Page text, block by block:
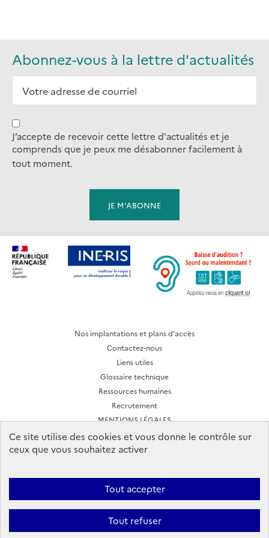
Abonnez-vous à la lettre d'actualités
J’accepte de recevoir cette lettre d'actualités et je
comprends que je peux me désabonner facilement à
tout moment.
Nos implantations et plans d’accès
Contactez-nous
Liens utiles
Glossaire technique
Ressources humaines
Recrutement
MENTIONS LÉGALES
CONDITIONS D'UTILISATION
Archives des lettres d'actualité
Ineris 2026. Tous droits réservés.
Suivez-nous:
Ce site utilise des cookies et vous donne le contrôle sur
ceux que vous souhaitez activer
Tout accepter
Tout refuser